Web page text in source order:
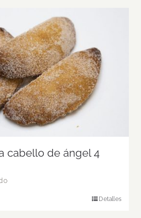
cabello de ángel 4
Detalles